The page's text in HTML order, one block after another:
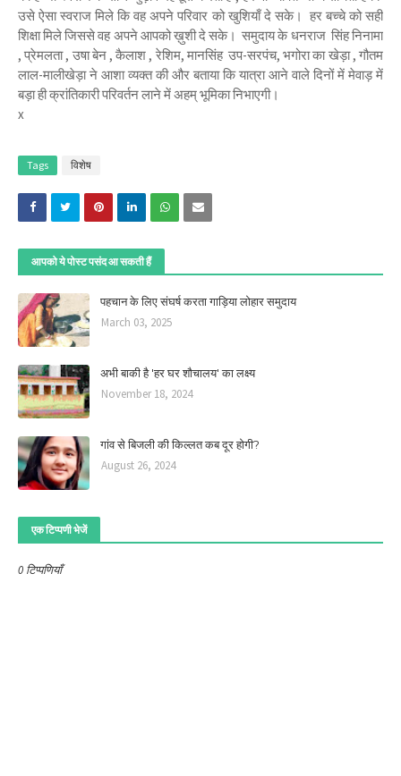
उसे ऐसा स्वराज मिले कि वह अपने परिवार को खुशियाँ दे सके। हर बच्चे को सही
शिक्षा मिले जिससे वह अपने आपको ख़ुशी दे सके। समुदाय के धनराज सिंह निनामा
, प्रेमलता , उषा बेन , कैलाश , रेशिम, मानसिंह उप-सरपंच, भगोरा का खेड़ा , गौतम
लाल-मालीखेड़ा ने आशा व्यक्त की और बताया कि यात्रा आने वाले दिनों में मेवाड़ में
बड़ा ही क्रांतिकारी परिवर्तन लाने में अहम् भूमिका निभाएगी।
x
Tags विशेष
आपको ये पोस्ट पसंद आ सकती हैं
पहचान के लिए संघर्ष करता गाड़िया लोहार समुदाय
March 03, 2025
अभी बाकी है 'हर घर शौचालय' का लक्ष्य
November 18, 2024
गांव से बिजली की किल्लत कब दूर होगी?
August 26, 2024
एक टिप्पणी भेजें
0 टिप्पणियाँ